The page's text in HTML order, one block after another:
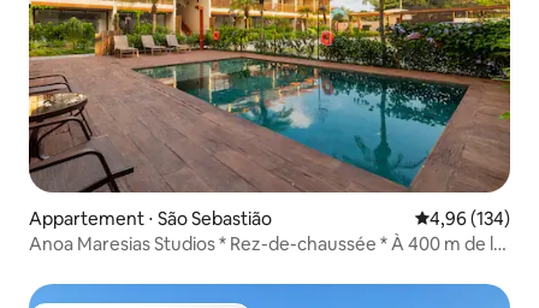
Appartement ⋅ São Sebastião Évaluation
4,96 (134)
Anoa Maresias Studios * Rez-de-chaussée * À 400 m de la